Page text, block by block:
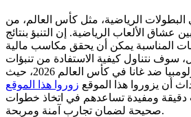
البطولات الرياضية، مثل كأس العالم، من
عشاق الألعاب الرياضية. إن التنبؤ بنتائج
المناسبة يمكن أن يحقق مكاسب مالية
سوف نتناول كيفية الاستفادة من تنبؤات
المراهنة على مباراة كولومبيا ضد غانا في كأس العالم 2026، حيث
أن يزوروا هذا الموقع زوروا هذا الموقع
ومفيدة تساعدهم في اتخاذ خطوات
صحيحة لضمان تجارب آمنة ومربحة.